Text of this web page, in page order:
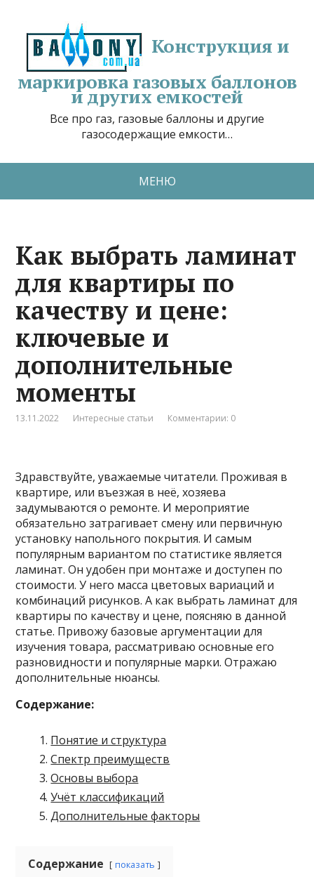
Конструкция и
маркировка газовых баллонов
и других емкостей
Все про газ, газовые баллоны и другие
газосодержащие емкости…
МЕНЮ
Как выбрать ламинат
для квартиры по
качеству и цене:
ключевые и
дополнительные
моменты
13.11.2022 Интересные статьи Комментарии: 0
Здравствуйте, уважаемые читатели. Проживая в
квартире, или въезжая в неё, хозяева
задумываются о ремонте. И мероприятие
обязательно затрагивает смену или первичную
установку напольного покрытия. И самым
популярным вариантом по статистике является
ламинат. Он удобен при монтаже и доступен по
стоимости. У него масса цветовых вариаций и
комбинаций рисунков. А как выбрать ламинат для
квартиры по качеству и цене, поясняю в данной
статье. Привожу базовые аргументации для
изучения товара, рассматриваю основные его
разновидности и популярные марки. Отражаю
дополнительные нюансы.
Содержание:
Понятие и структура
Спектр преимуществ
Основы выбора
Учёт классификаций
Дополнительные факторы
Содержание показать